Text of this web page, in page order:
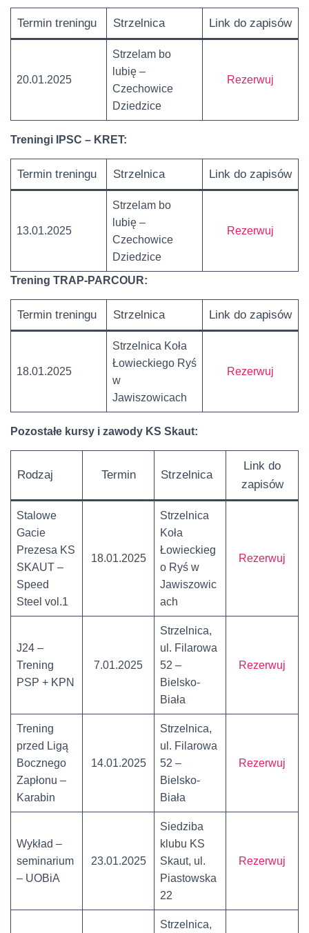
Termin treningu Strzelnica Link do zapisów
20.01.2025
Strzelam bo
lubię –
Czechowice
Dziedzice
Rezerwuj
Treningi IPSC – KRET:
Termin treningu Strzelnica Link do zapisów
13.01.2025
Strzelam bo
lubię –
Czechowice
Dziedzice
Rezerwuj
Trening TRAP-PARCOUR:
Termin treningu Strzelnica Link do zapisów
18.01.2025
Strzelnica Koła
Łowieckiego Ryś
w
Jawiszowicach
Rezerwuj
Pozostałe kursy i zawody KS Skaut:
Rodzaj Termin Strzelnica
Link do
zapisów
Stalowe
Gacie
Prezesa KS
SKAUT –
Speed
Steel vol.1
18.01.2025
Strzelnica
Koła
Łowieckieg
o Ryś w
Jawiszowic
ach
Rezerwuj
J24 –
Trening
PSP + KPN
7.01.2025
Strzelnica,
ul. Filarowa
52 –
Bielsko-
Biała
Rezerwuj
Trening
przed Ligą
Bocznego
Zapłonu –
Karabin
14.01.2025
Strzelnica,
ul. Filarowa
52 –
Bielsko-
Biała
Rezerwuj
Wykład –
seminarium
– UOBiA
23.01.2025
Siedziba
klubu KS
Skaut, ul.
Piastowska
22
Rezerwuj
Strzelnica,